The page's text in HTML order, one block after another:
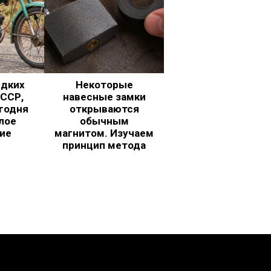
Некоторые
навесные замки
открываются
обычным
магнитом. Изучаем
принцип метода